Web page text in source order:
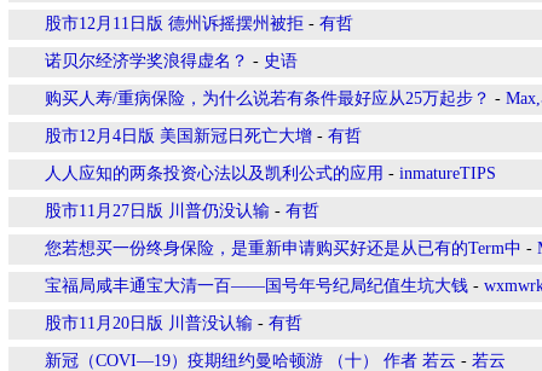
股市12月11日版 德州诉摇摆州被拒 - 有哲
诺贝尔经济学奖浪得虚名？ - 史语
购买人寿/重病保险，为什么说若有条件最好应从25万起步？ -
股市12月4日版 美国新冠日死亡大增 - 有哲
人人应知的两条投资心法以及凯利公式的应用 - inmatureTIPS
股市11月27日版 川普仍没认输 - 有哲
您若想买一份终身保险，是重新申请购买好还是从已有的Term中 -
宝福局咸丰通宝大清一百——国号年号纪局纪值生坑大钱 -
股市11月20日版 川普没认输 - 有哲
新冠（COVI—19）疫期纽约曼哈顿游 （十） 作者 若云 - 若云